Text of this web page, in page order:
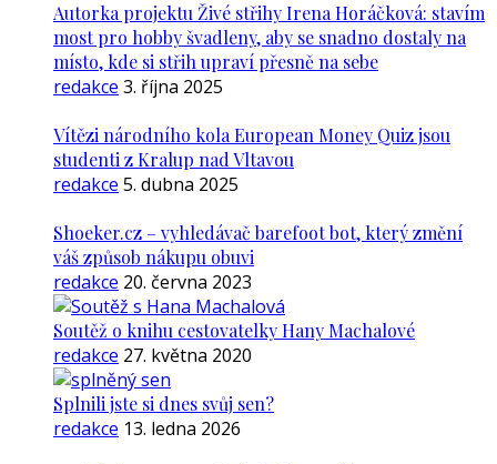
Autorka projektu Živé střihy Irena Horáčková: stavím
most pro hobby švadleny, aby se snadno dostaly na
místo, kde si střih upraví přesně na sebe
redakce 3. října 2025
Vítězi národního kola European Money Quiz jsou
studenti z Kralup nad Vltavou
redakce 5. dubna 2025
Shoeker.cz – vyhledávač barefoot bot, který změní
váš způsob nákupu obuvi
redakce 20. června 2023
Soutěž o knihu cestovatelky Hany Machalové
redakce 27. května 2020
Splnili jste si dnes svůj sen?
redakce 13. ledna 2026